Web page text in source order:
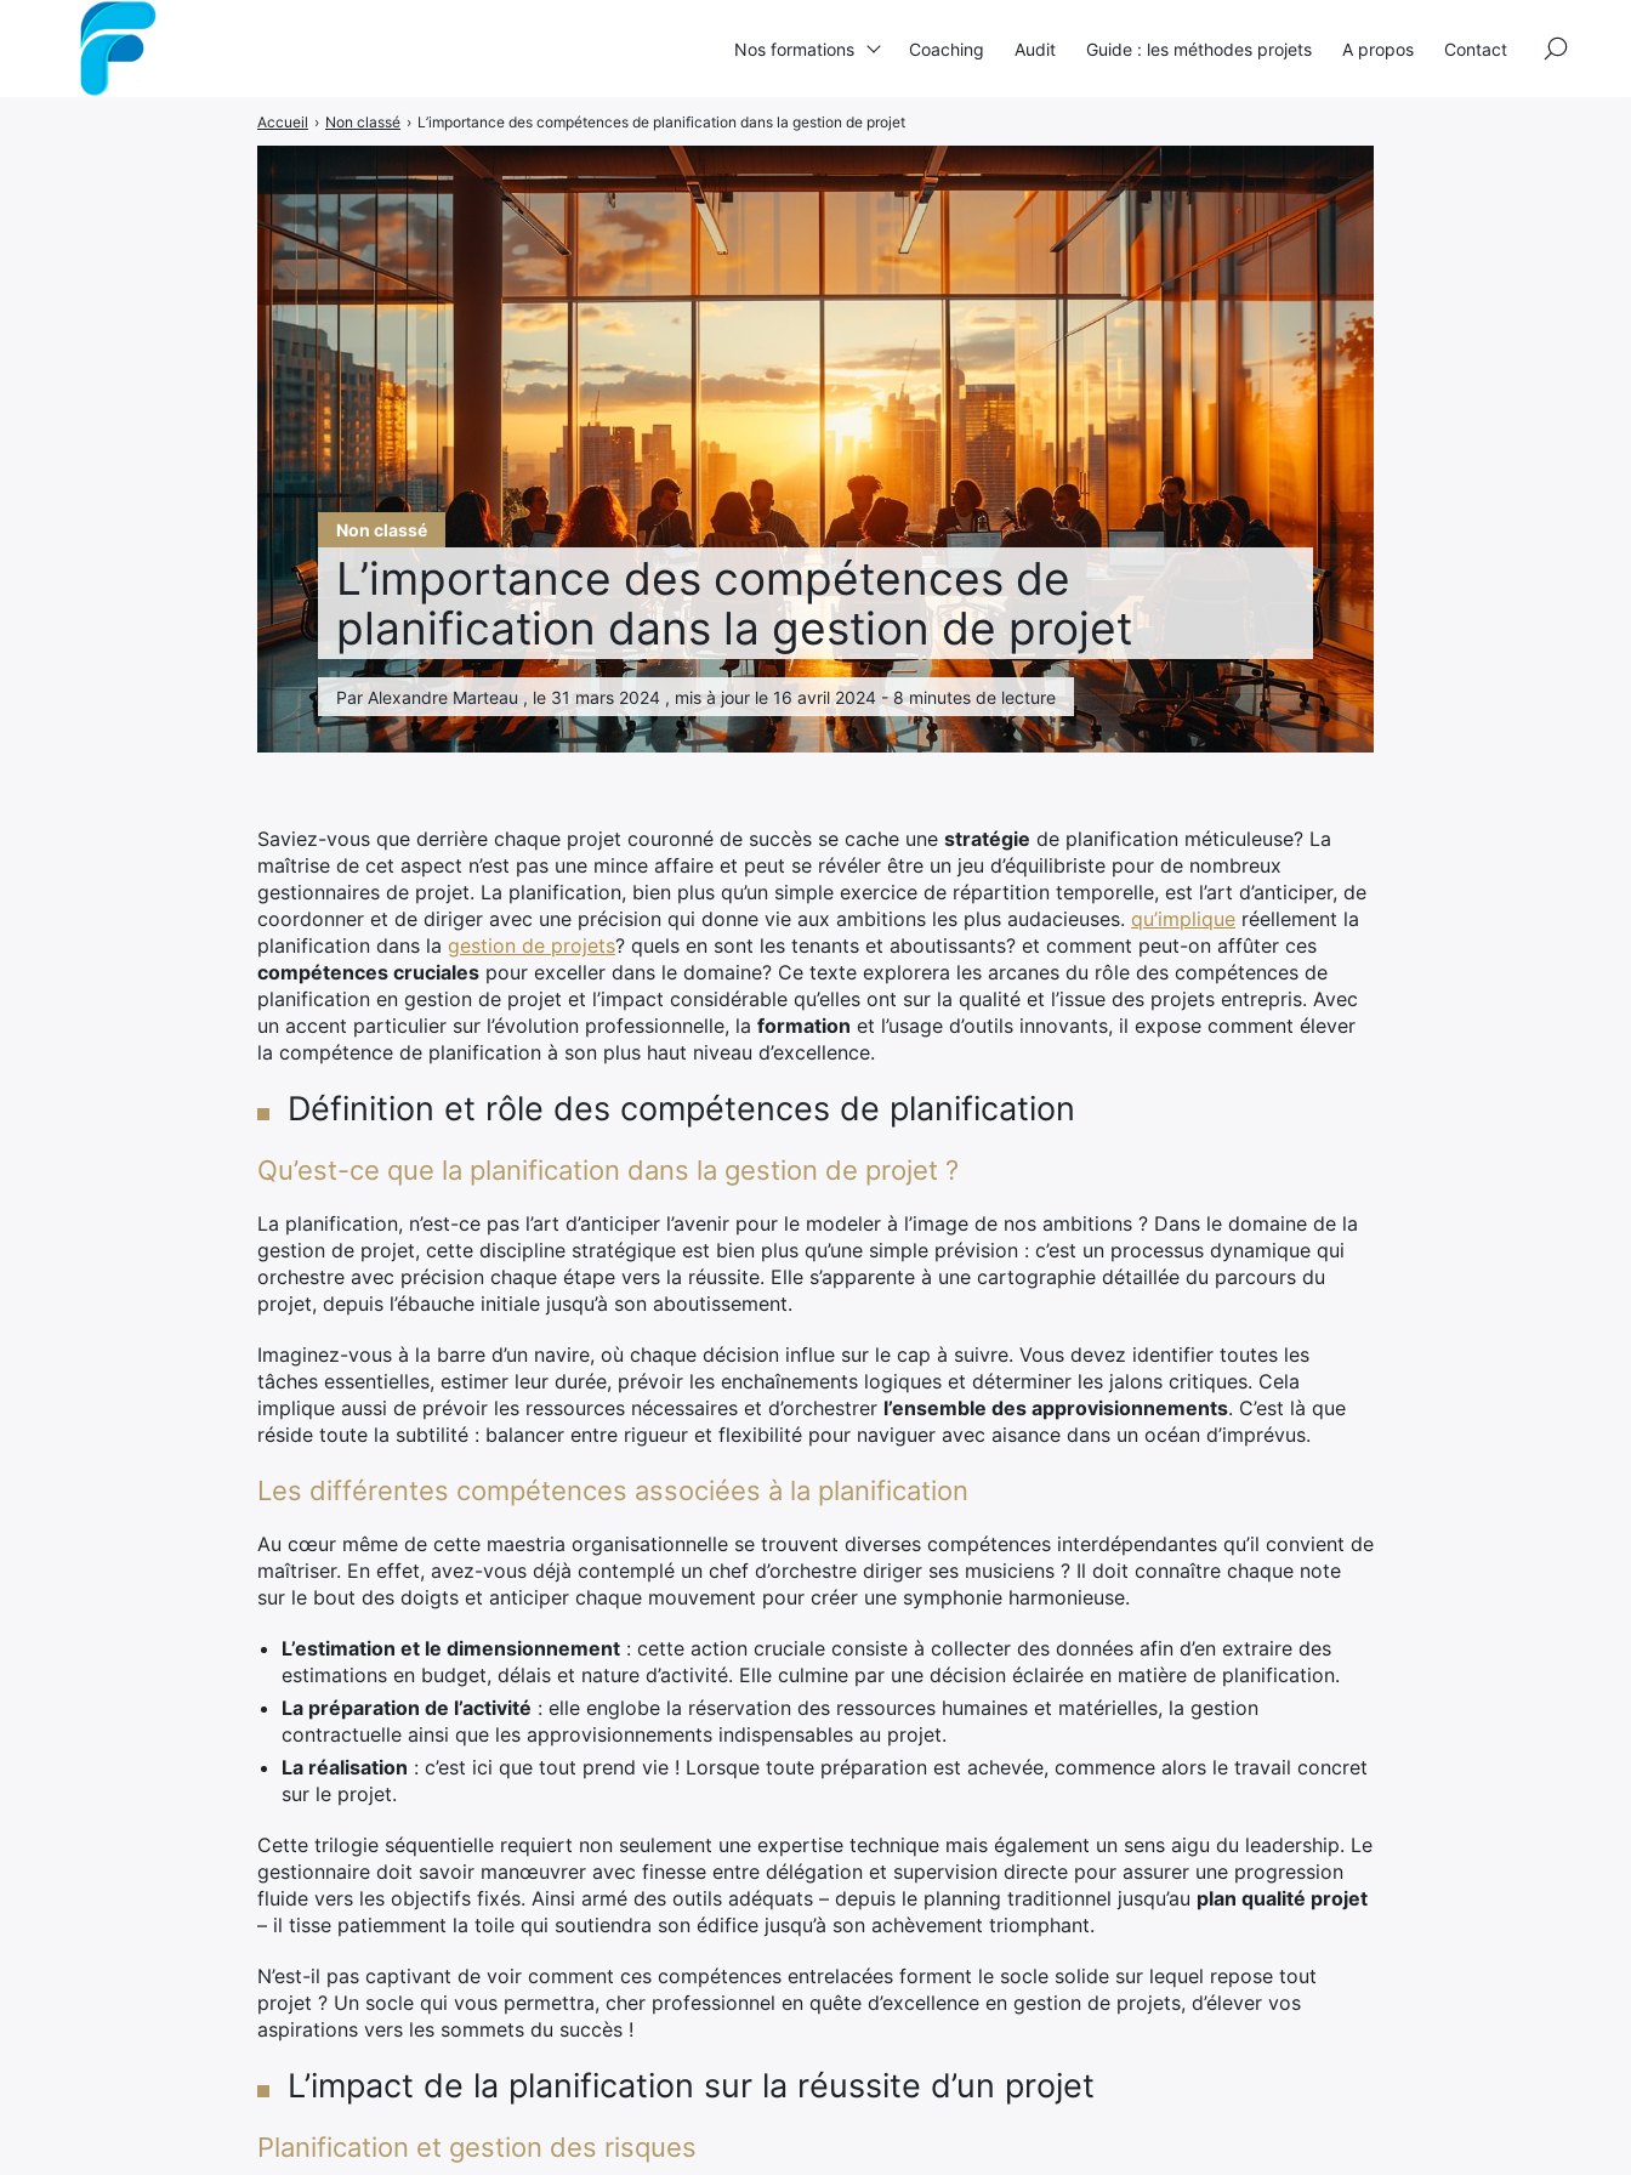
Non classé
L’importance des compétences de
planification dans la gestion de projet
Par Alexandre Marteau , le 31 mars 2024 , mis à jour le 16 avril 2024 - 8 minutes de lecture
Accueil › Non classé › L’importance des compétences de planification dans la gestion de projet
Saviez-vous que derrière chaque projet couronné de succès se cache une stratégie de planification méticuleuse? La
maîtrise de cet aspect n’est pas une mince affaire et peut se révéler être un jeu d’équilibriste pour de nombreux
gestionnaires de projet. La planification, bien plus qu’un simple exercice de répartition temporelle, est l’art d’anticiper, de
coordonner et de diriger avec une précision qui donne vie aux ambitions les plus audacieuses. qu’implique réellement la
planification dans la gestion de projets? quels en sont les tenants et aboutissants? et comment peut-on affûter ces
compétences cruciales pour exceller dans le domaine? Ce texte explorera les arcanes du rôle des compétences de
planification en gestion de projet et l’impact considérable qu’elles ont sur la qualité et l’issue des projets entrepris. Avec
un accent particulier sur l’évolution professionnelle, la formation et l’usage d’outils innovants, il expose comment élever
la compétence de planification à son plus haut niveau d’excellence.
Définition et rôle des compétences de planification
Qu’est-ce que la planification dans la gestion de projet ?
La planification, n’est-ce pas l’art d’anticiper l’avenir pour le modeler à l’image de nos ambitions ? Dans le domaine de la
gestion de projet, cette discipline stratégique est bien plus qu’une simple prévision : c’est un processus dynamique qui
orchestre avec précision chaque étape vers la réussite. Elle s’apparente à une cartographie détaillée du parcours du
projet, depuis l’ébauche initiale jusqu’à son aboutissement.
Imaginez-vous à la barre d’un navire, où chaque décision influe sur le cap à suivre. Vous devez identifier toutes les
tâches essentielles, estimer leur durée, prévoir les enchaînements logiques et déterminer les jalons critiques. Cela
implique aussi de prévoir les ressources nécessaires et d’orchestrer l’ensemble des approvisionnements. C’est là que
réside toute la subtilité : balancer entre rigueur et flexibilité pour naviguer avec aisance dans un océan d’imprévus.
Les différentes compétences associées à la planification
Au cœur même de cette maestria organisationnelle se trouvent diverses compétences interdépendantes qu’il convient de
maîtriser. En effet, avez-vous déjà contemplé un chef d’orchestre diriger ses musiciens ? Il doit connaître chaque note
sur le bout des doigts et anticiper chaque mouvement pour créer une symphonie harmonieuse.
L’estimation et le dimensionnement : cette action cruciale consiste à collecter des données afin d’en extraire des
estimations en budget, délais et nature d’activité. Elle culmine par une décision éclairée en matière de planification.
La préparation de l’activité : elle englobe la réservation des ressources humaines et matérielles, la gestion
contractuelle ainsi que les approvisionnements indispensables au projet.
La réalisation : c’est ici que tout prend vie ! Lorsque toute préparation est achevée, commence alors le travail concret
sur le projet.
Cette trilogie séquentielle requiert non seulement une expertise technique mais également un sens aigu du leadership. Le
gestionnaire doit savoir manœuvrer avec finesse entre délégation et supervision directe pour assurer une progression
fluide vers les objectifs fixés. Ainsi armé des outils adéquats – depuis le planning traditionnel jusqu’au plan qualité projet
– il tisse patiemment la toile qui soutiendra son édifice jusqu’à son achèvement triomphant.
N’est-il pas captivant de voir comment ces compétences entrelacées forment le socle solide sur lequel repose tout
projet ? Un socle qui vous permettra, cher professionnel en quête d’excellence en gestion de projets, d’élever vos
aspirations vers les sommets du succès !
L’impact de la planification sur la réussite d’un projet
Planification et gestion des risques
Nos formations Coaching Audit Guide : les méthodes projets A propos Contact
Rechercher
: